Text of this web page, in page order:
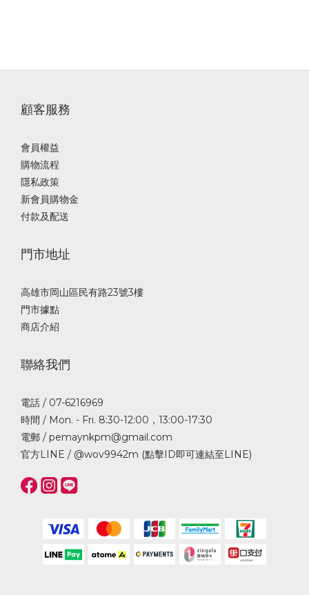
顧客服務
會員權益
購物流程
隱私政策
新會員購物金
付款及配送
門市地址
高雄市岡山區民有路23號3樓
門市據點
商店介紹
聯絡我們
電話 / 07-6216969
時間 / Mon. - Fri. 8:30-12:00，13:00-17:30
電郵 / pemaynkpm@gmail.com
官方LINE / @wov9942m (點擊ID即可連結至LINE)